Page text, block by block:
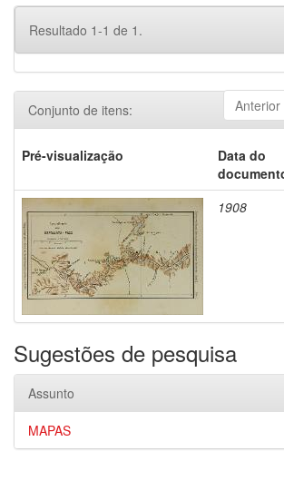
Resultado 1-1 de 1.
Anterior
Conjunto de itens:
Pré-visualização
Data do
1908
Sugestões de pesquisa
Assunto
MAPAS